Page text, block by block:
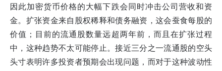
因此加密货币价格的大幅下跌会同时冲击公司营收和资
金。扩张资金来自股权稀释和债务融资，这会蚕食每股的
价值；目前的流通股数量远超两年前，而且在扩张过程
中，这种趋势不太可能停止。接近三分之一流通股的空头
头寸表明许多投资者预期会出现问题，而对于这种波动性